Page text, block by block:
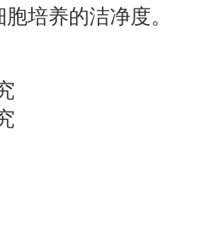
培养的洁净度。